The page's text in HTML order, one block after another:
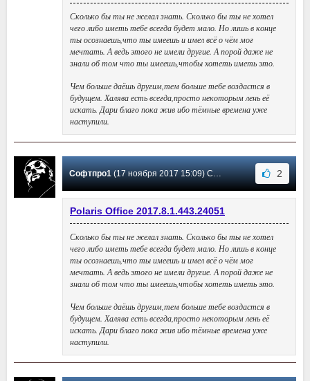
Сколько бы ты не желал знать. Сколько бы ты не хотел
чего либо иметь тебе всегда будет мало. Но лишь в конце
ты осознаешь,что ты имеешь и имел всё о чём мог
мечтать. А ведь этого не имели другие. А порой даже не
знали об том что ты имеешь,чтобы хотеть иметь это.
Чем больше даёшь другим,тем больше тебе воздастся в
будущем. Халява есть всегда,просто некоторым лень её
искать. Дари благо пока жив ибо тёмные времена уже
наступили.
Софтпро1(17 ноября 2017 15:09) Сообщение #18 2
Polaris Office 2017.8.1.443.24051
Сколько бы ты не желал знать. Сколько бы ты не хотел
чего либо иметь тебе всегда будет мало. Но лишь в конце
ты осознаешь,что ты имеешь и имел всё о чём мог
мечтать. А ведь этого не имели другие. А порой даже не
знали об том что ты имеешь,чтобы хотеть иметь это.
Чем больше даёшь другим,тем больше тебе воздастся в
будущем. Халява есть всегда,просто некоторым лень её
искать. Дари благо пока жив ибо тёмные времена уже
наступили.